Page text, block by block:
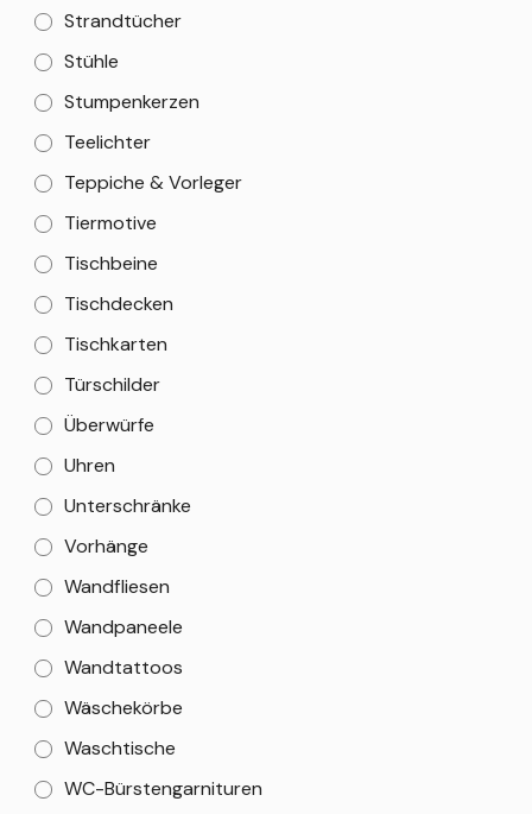
Strandtücher
Stühle
Stumpenkerzen
Teelichter
Teppiche & Vorleger
Tiermotive
Tischbeine
Tischdecken
Tischkarten
Türschilder
Überwürfe
Uhren
Unterschränke
Vorhänge
Wandfliesen
Wandpaneele
Wandtattoos
Wäschekörbe
Waschtische
WC-Bürstengarnituren